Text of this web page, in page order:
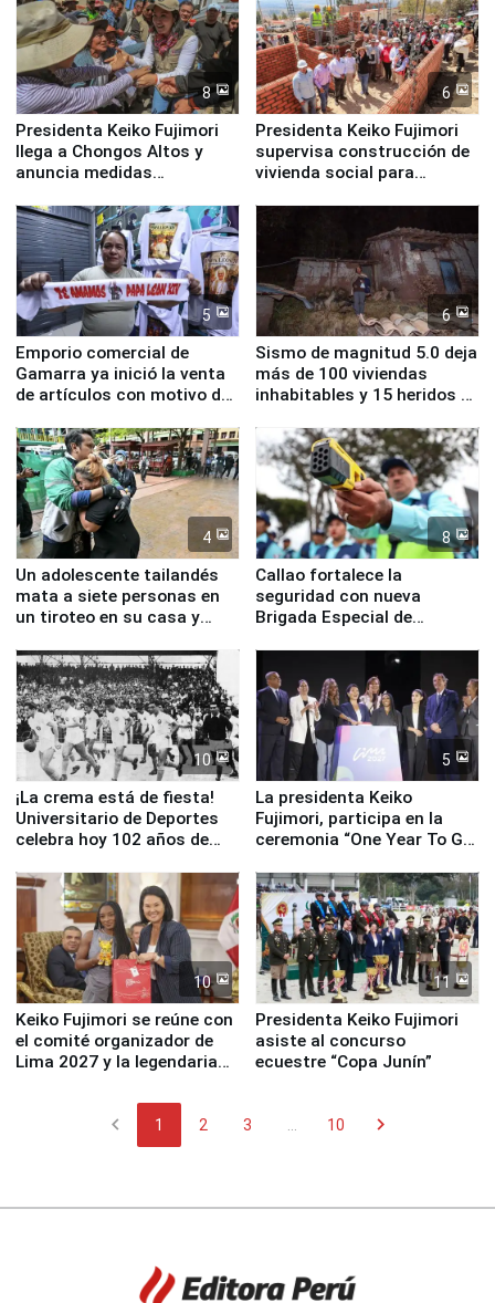
8
Presidenta Keiko Fujimori
llega a Chongos Altos y
anuncia medidas
educación, salud y empleo
6
Presidenta Keiko Fujimori
supervisa construcción de
vivienda social para
5
Emporio comercial de
Gamarra ya inició la venta
de artículos con motivo de
6
Sismo de magnitud 5.0 deja
más de 100 viviendas
inhabitables y 15 heridos en
4
Un adolescente tailandés
mata a siete personas en
un tiroteo en su casa y
8
Callao fortalece la
seguridad con nueva
Brigada Especial de
equipamiento para
Serenazgo
10
¡La crema está de fiesta!
Universitario de Deportes
celebra hoy 102 años de
5
La presidenta Keiko
Fujimori, participa en la
ceremonia “One Year To Go
10
Keiko Fujimori se reúne con
el comité organizador de
Lima 2027 y la legendaria
11
Presidenta Keiko Fujimori
asiste al concurso
ecuestre “Copa Junín”
chevron_left 1 2 3 10 chevron_right